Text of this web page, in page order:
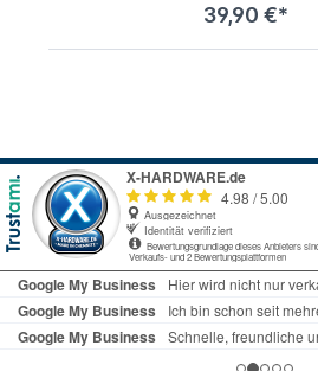
Abspielen.
DVD+RW (SL): 8x DVD-
8x DVD-R (DL): 8x DVD+R (DL):
8x DVD-RAM (SL): 5x CD-R: 24x
CD-RW: 24x CD-ROM: 24x
Schreibpuffer: -
Gewicht: 200g
39,90 €*